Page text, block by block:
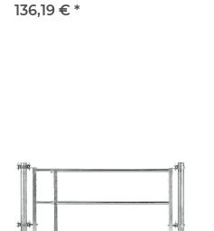
136,19 € *